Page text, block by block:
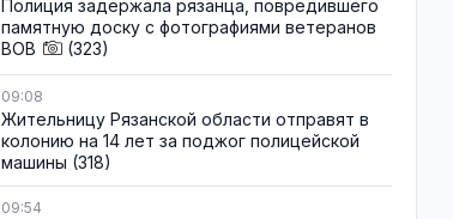
Полиция задержала рязанца, повредившего
памятную доску с фотографиями ветеранов
ВОВ
(323)
09:08
Жительницу Рязанской области отправят в
колонию на 14 лет за поджог полицейской
машины (318)
09:54